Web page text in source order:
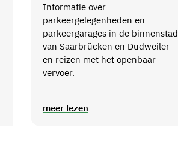
Informatie over
parkeergelegenheden en
parkeergarages in de binnenstad
van Saarbrücken en Dudweiler
en reizen met het openbaar
vervoer.
meer lezen